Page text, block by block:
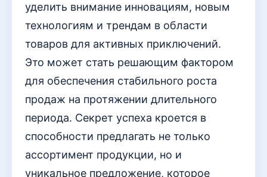
уделить внимание инновациям, новым
технологиям и трендам в области
товаров для активных приключений.
Это может стать решающим фактором
для обеспечения стабильного роста
продаж на протяжении длительного
периода. Секрет успеха кроется в
способности предлагать не только
ассортимент продукции, но и
уникальное предложение, которое